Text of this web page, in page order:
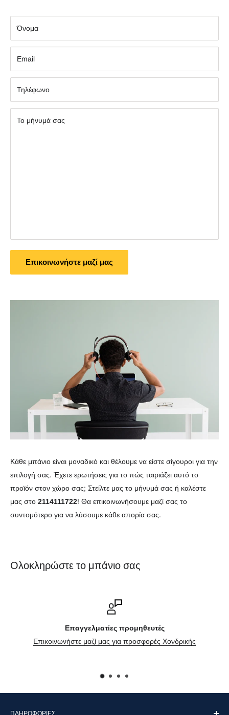
Όνομα
Εmail
Τηλέφωνο
Το μήνυμά σας
Επικοινωνήστε μαζί μας
Κάθε μπάνιο είναι μοναδικό και θέλουμε να είστε σίγουροι για την
επιλογή σας. Έχετε ερωτήσεις για το πώς ταιριάζει αυτό το
προϊόν στον χώρο σας; Στείλτε μας το μήνυμά σας ή καλέστε
μας στο 2114111722! Θα επικοινωνήσουμε μαζί σας το
συντομότερο για να λύσουμε κάθε απορία σας.
Ολοκληρώστε το μπάνιο σας
Επαγγελματίες προμηθευτές
Επικοινωνήστε μαζί μας για προσφορές Χονδρικής
ΠΛΗΡΟΦΟΡΊΕΣ